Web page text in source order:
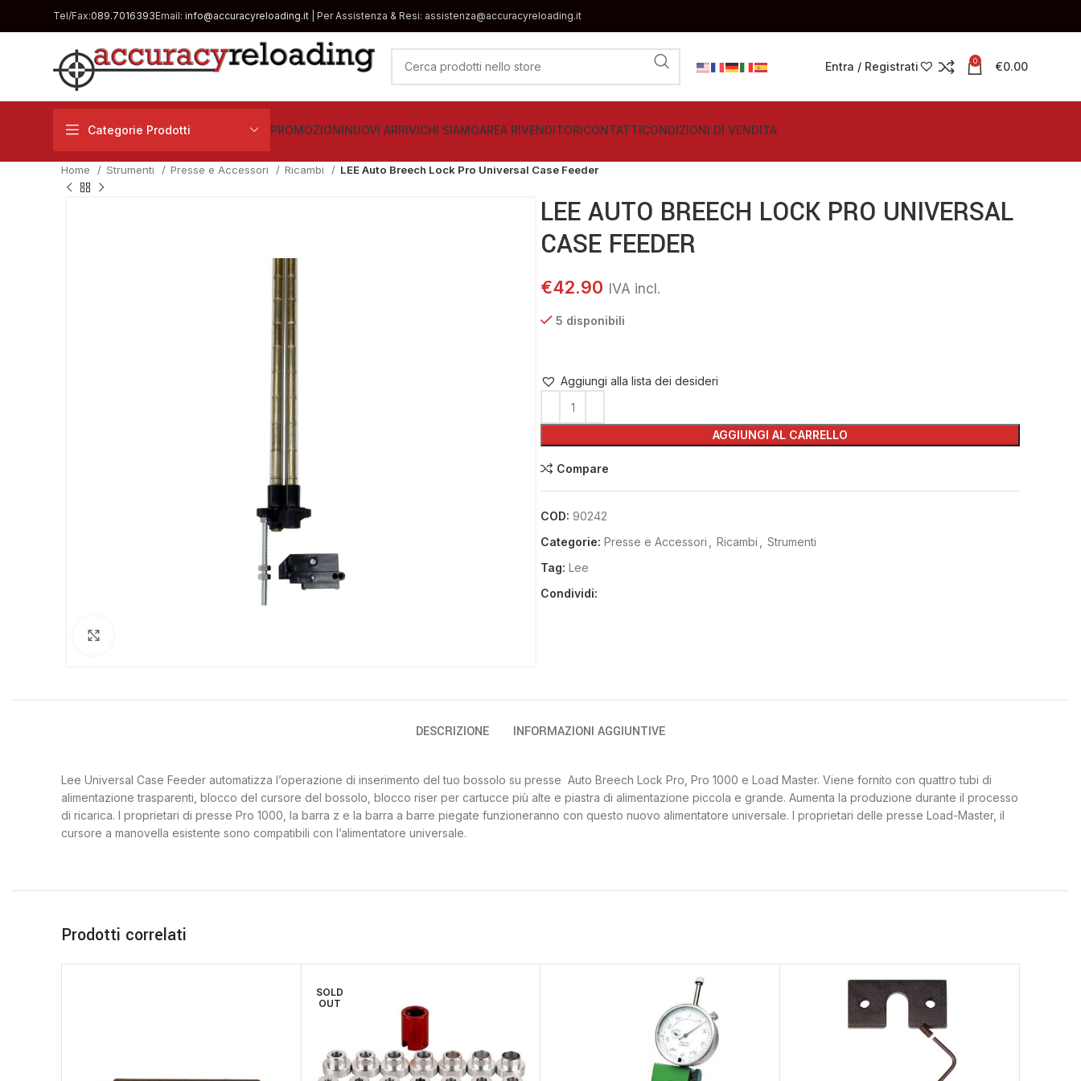
Tel/Fax:089.7016393Email: info@accuracyreloading.it | Per Assistenza & Resi: assistenza@accuracyreloading.it
Entra / Registrati 0 €0.00
Categorie Prodotti PROMOZIONINUOVI ARRIVICHI SIAMOAREA RIVENDITORICONTATTICONDIZIONI DI VENDITA
Home Strumenti Presse e Accessori Ricambi LEE Auto Breech Lock Pro Universal Case Feeder
LEE AUTO BREECH LOCK PRO UNIVERSAL
CASE FEEDER
€42.90
5 disponibili
AGGIUNGI AL CARRELLO
Aggiungi alla lista dei desideri
Compare
COD: 90242
Categorie: Presse e Accessori Ricambi
Strumenti
Tag: Lee
Condividi:
DESCRIZIONE INFORMAZIONI AGGIUNTIVE
Lee Universal Case Feeder automatizza l’operazione di inserimento del tuo bossolo su presse Auto Breech Lock Pro, Pro 1000 e Load Master. Viene fornito con quattro tubi di
alimentazione trasparenti, blocco del cursore del bossolo, blocco riser per cartucce più alte e piastra di alimentazione piccola e grande. Aumenta la produzione durante il processo
di ricarica. I proprietari di presse Pro 1000, la barra z e la barra a barre piegate funzioneranno con questo nuovo alimentatore universale. I proprietari delle presse Load-Master, il
cursore a manovella esistente sono compatibili con l’alimentatore universale.
Prodotti correlati
SOLD
OUT